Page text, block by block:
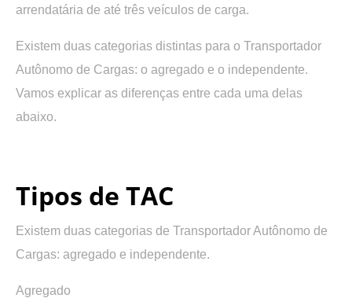
arrendatária de até três veículos de carga.
Existem duas categorias distintas para o Transportador
Autônomo de Cargas: o agregado e o independente.
Vamos explicar as diferenças entre cada uma delas
abaixo.
Tipos de TAC
Existem duas categorias de Transportador Autônomo de
Cargas: agregado e independente.
Agregado